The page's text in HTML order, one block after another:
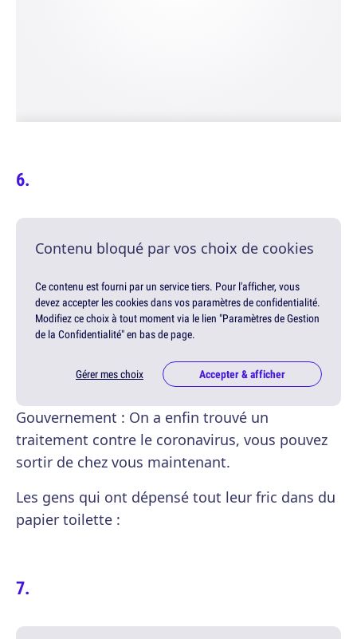
Contenu bloqué par vos choix de cookies
Ce contenu est fourni par un service tiers. Pour l'afficher, vous
devez accepter les cookies dans vos paramètres de confidentialité.
Modifiez ce choix à tout moment via le lien "Paramètres de Gestion
de la Confidentialité" en bas de page.
Gérer mes choix Accepter & afficher
Gouvernement : On a enfin trouvé un
traitement contre le coronavirus, vous pouvez
sortir de chez vous maintenant.
Les gens qui ont dépensé tout leur fric dans du
papier toilette :